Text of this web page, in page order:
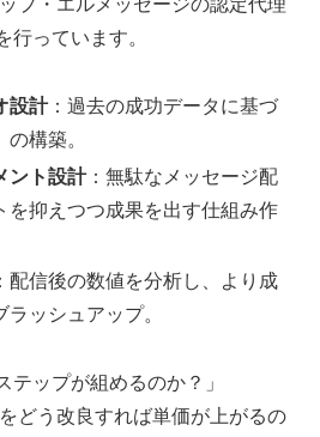
行っています。
設計：過去の成功データに基づ
構築。
ント設計：無駄なメッセージ配
を抑えつつ成果を出す仕組み作
：配信後の数値を分析し、より成
ッシュアップ。
テップが組めるのか？」
どう改良すれば単価が上がるの